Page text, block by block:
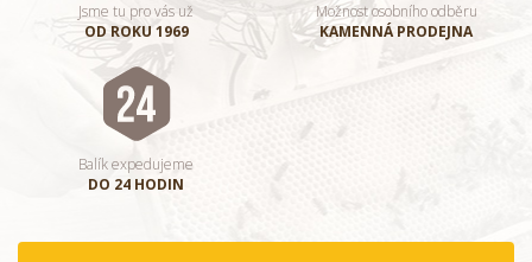
Jsme tu pro vás už
OD ROKU 1969
Možnost osobního odběru
KAMENNÁ PRODEJNA
Balík expedujeme
DO 24 HODIN